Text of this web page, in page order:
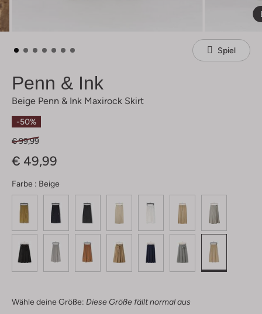
Spiel
Penn & Ink
Beige Penn & Ink Maxirock Skirt
-50%
€ 99,99
€ 49,99
Farbe : Beige
Wähle deine Größe: Diese Größe fällt normal aus